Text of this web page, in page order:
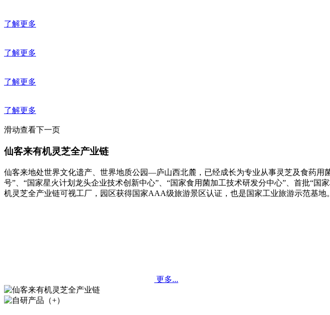
了解更多
了解更多
了解更多
了解更多
滑动查看下一页
仙客来有机灵芝全产业链
仙客来地处世界文化遗产、世界地质公园—庐山西北麓，已经成长为专业从事灵芝及食药用
号”、“国家星火计划龙头企业技术创新中心”、“国家食用菌加工技术研发分中心”、首批“
机灵芝全产业链可视工厂，园区获得国家AAA级旅游景区认证，也是国家工业旅游示范基地
更多...